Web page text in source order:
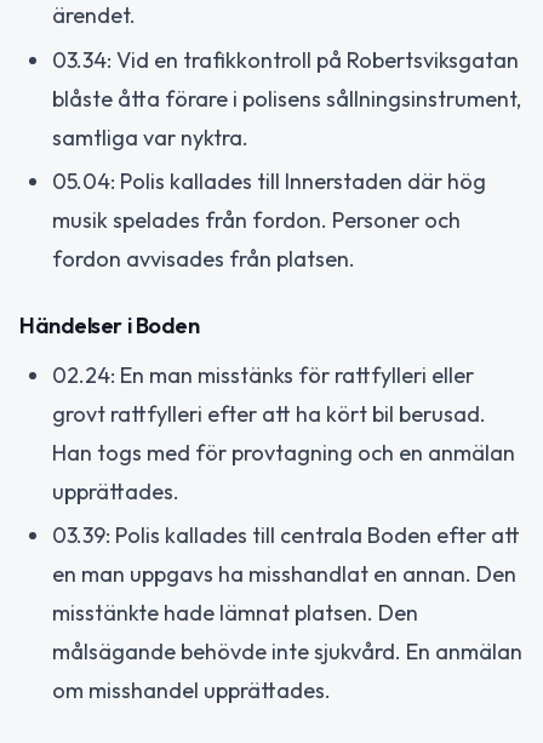
ärendet.
03.34: Vid en trafikkontroll på Robertsviksgatan
blåste åtta förare i polisens sållningsinstrument,
samtliga var nyktra.
05.04: Polis kallades till Innerstaden där hög
musik spelades från fordon. Personer och
fordon avvisades från platsen.
Händelser i Boden
02.24: En man misstänks för rattfylleri eller
grovt rattfylleri efter att ha kört bil berusad.
Han togs med för provtagning och en anmälan
upprättades.
03.39: Polis kallades till centrala Boden efter att
en man uppgavs ha misshandlat en annan. Den
misstänkte hade lämnat platsen. Den
målsägande behövde inte sjukvård. En anmälan
om misshandel upprättades.